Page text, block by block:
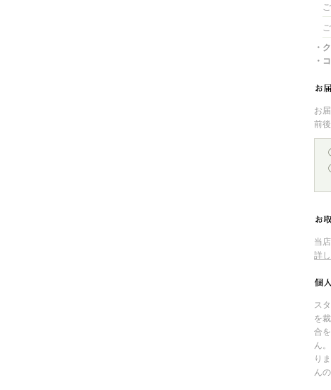
・
・
お
前
当
詳
ス
を
合
ん
り
ん